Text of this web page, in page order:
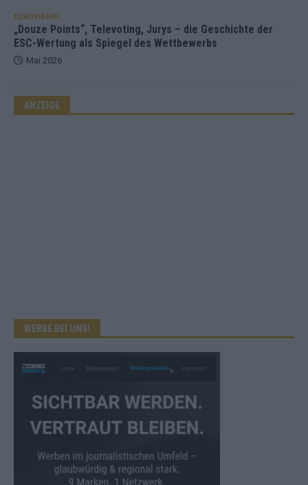
EUROVISION
„Douze Points“, Televoting, Jurys – die Geschichte der
ESC-Wertung als Spiegel des Wettbewerbs
Mai 2026
ANZEIGE
WERBE BEI UNS!